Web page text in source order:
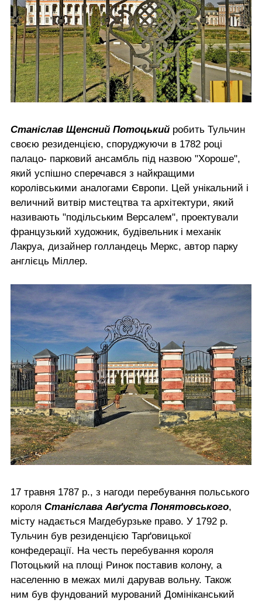
Станіслав Щенсний Потоцький робить Тульчин
своєю резиденцією, споруджуючи в 1782 році
палацо- парковий ансамбль під назвою "Хороше",
який успішно сперечався з найкращими
королівськими аналогами Європи. Цей унікальний і
величний витвір мистецтва та архітектури, який
називають "подільським Версалем", проектували
французький художник, будівельник і механік
Лакруа, дизайнер голландець Меркс, автор парку
англієць Міллер.
17 травня 1787 р., з нагоди перебування польського
короля Станіслава Авґуста Понятовського,
місту надається Магдебурзьке право. У 1792 р.
Тульчин був резиденцією Тарґовицької
конфедерації. На честь перебування короля
Потоцький на площі Ринок поставив колону, а
населенню в межах милі дарував вольну. Також
ним був фундований мурований Домініканський